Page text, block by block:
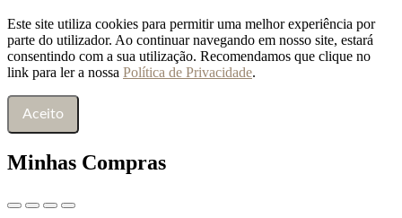
Este site utiliza cookies para permitir uma melhor experiência por
parte do utilizador. Ao continuar navegando em nosso site, estará
consentindo com a sua utilização. Recomendamos que clique no
link para ler a nossa Política de Privacidade.
Aceito
Minhas Compras